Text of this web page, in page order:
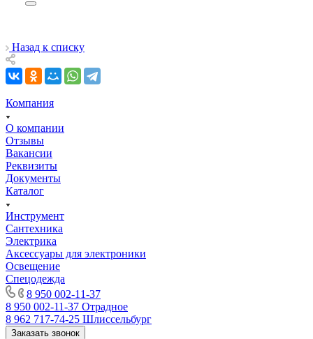
Назад к списку
Компания
О компании
Отзывы
Вакансии
Реквизиты
Документы
Каталог
Инструмент
Сантехника
Электрика
Аксессуары для электроники
Освещение
Спецодежда
8 950 002-11-37
8 950 002-11-37 Отрадное
8 962 717-74-25 Шлиссельбург
Заказать звонок